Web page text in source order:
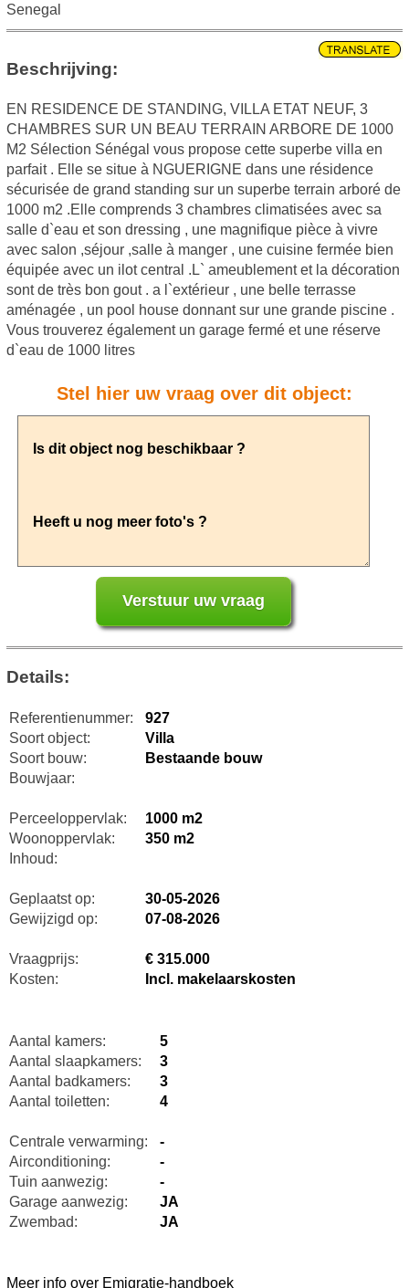
Senegal
Beschrijving:
EN RESIDENCE DE STANDING, VILLA ETAT NEUF, 3
CHAMBRES SUR UN BEAU TERRAIN ARBORE DE 1000
M2 Sélection Sénégal vous propose cette superbe villa en
parfait . Elle se situe à NGUERIGNE dans une résidence
sécurisée de grand standing sur un superbe terrain arboré de
1000 m2 .Elle comprends 3 chambres climatisées avec sa
salle d`eau et son dressing , une magnifique pièce à vivre
avec salon ,séjour ,salle à manger , une cuisine fermée bien
équipée avec un ilot central .L` ameublement et la décoration
sont de très bon gout . a l`extérieur , une belle terrasse
aménagée , un pool house donnant sur une grande piscine .
Vous trouverez également un garage fermé et une réserve
d`eau de 1000 litres
Stel hier uw vraag over dit object:
Details:
Referentienummer:
927
Soort object:
Villa
Soort bouw:
Bestaande bouw
Bouwjaar:
Perceeloppervlak:
1000 m2
Woonoppervlak:
350 m2
Inhoud:
Geplaatst op:
30-05-2026
Gewijzigd op:
07-08-2026
Vraagprijs:
€ 315.000
Kosten:
Incl. makelaarskosten
Aantal kamers:
5
Aantal slaapkamers:
3
Aantal badkamers:
3
Aantal toiletten:
4
Centrale verwarming:
-
Airconditioning:
-
Tuin aanwezig:
-
Garage aanwezig:
JA
Zwembad:
JA
Meer info over Emigratie-handboek